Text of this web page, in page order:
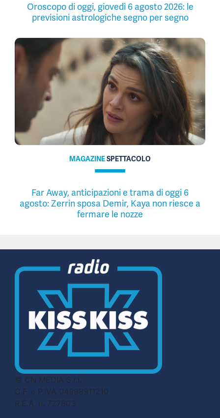
Oroscopo di oggi, giovedì 6 agosto 2026: le
previsioni astrologiche segno per segno
MAGAZINESPETTACOLO
Far Away, anticipazioni e trama di oggi 6
agosto: Zerrin sposa Demir, Kaya non riesce a
fermare le nozze
© CN MEDIA S.r.l.
C.F. e P.IVA 04998911210
R.E.A. n. 727803